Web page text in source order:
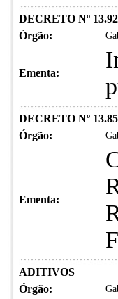
DECRETO Nº
Órgão:
Ementa:
DECRETO Nº
Órgão:
Ementa:
ADITIVOS
Órgão: